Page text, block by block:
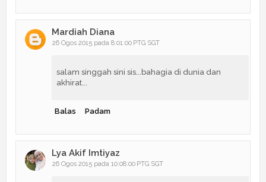
Mardiah Diana
26 Ogos 2015 pada 8:01:00 PTG SGT
salam singgah sini sis...bahagia di dunia dan
akhirat...
Balas Padam
Lya Akif Imtiyaz
26 Ogos 2015 pada 10:08:00 PTG SGT